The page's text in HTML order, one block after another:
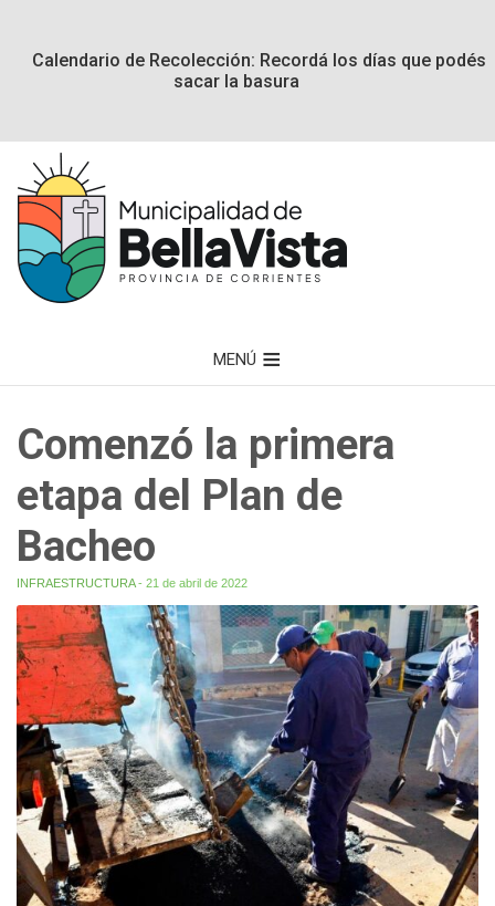
Calendario de Recolección: Recordá los días que podés
sacar la basura
MENÚ
Comenzó la primera
etapa del Plan de
Bacheo
INFRAESTRUCTURA- 21 de abril de 2022